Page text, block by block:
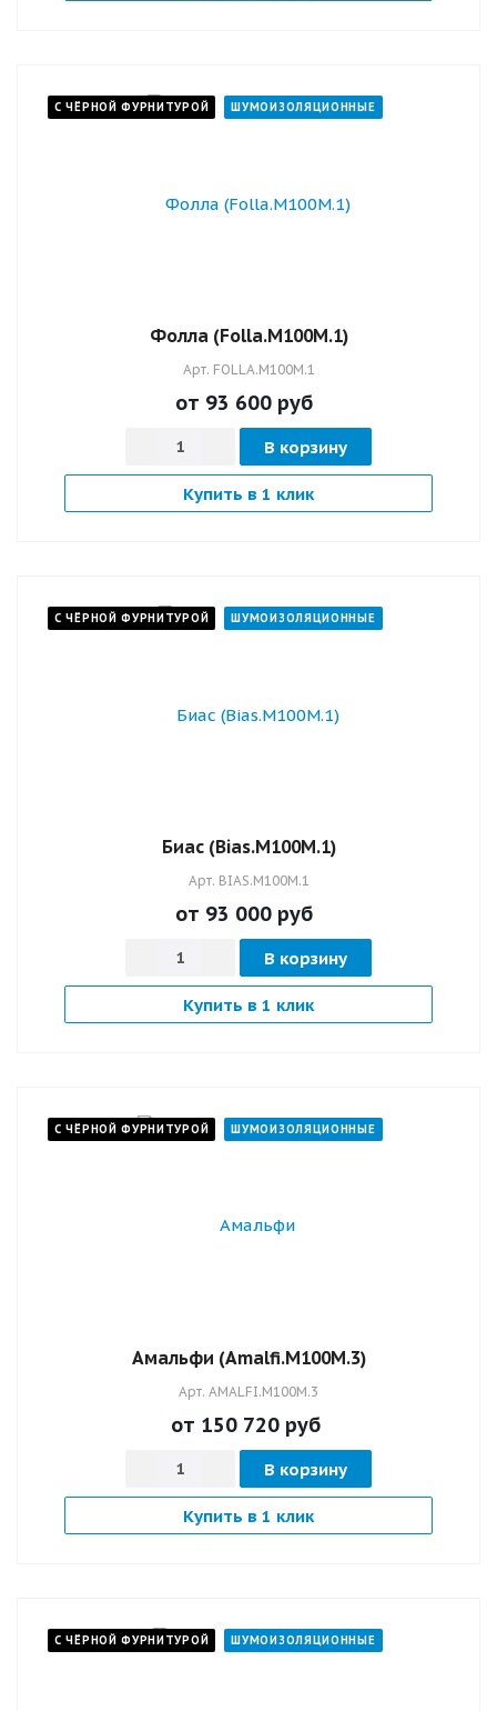
С ЧЁРНОЙ ФУРНИТУРОЙ ШУМОИЗОЛЯЦИОННЫЕ
Фолла (Folla.M100M.1)
Арт. FOLLA.M100M.1
от 93 600 руб
В корзину
Купить в 1 клик
С ЧЁРНОЙ ФУРНИТУРОЙ ШУМОИЗОЛЯЦИОННЫЕ
Биас (Bias.M100M.1)
Арт. BIAS.M100M.1
от 93 000 руб
В корзину
Купить в 1 клик
С ЧЁРНОЙ ФУРНИТУРОЙ ШУМОИЗОЛЯЦИОННЫЕ
Амальфи (Amalfi.M100M.3)
Арт. AMALFI.M100M.3
от 150 720 руб
В корзину
Купить в 1 клик
С ЧЁРНОЙ ФУРНИТУРОЙ ШУМОИЗОЛЯЦИОННЫЕ